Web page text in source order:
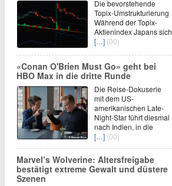
Die bevorstehende
Topix-Umstrukturierung
Während der Topix-
Aktienindex Japans sich
[…] (00)
«Conan O'Brien Must Go» geht bei
HBO Max in die dritte Runde
Die Reise-Dokuserie
mit dem US-
amerikanischen Late-
Night-Star führt diesmal
nach Indien, in die
[…] (00)
Marvel’s Wolverine: Altersfreigabe
bestätigt extreme Gewalt und düstere
Szenen